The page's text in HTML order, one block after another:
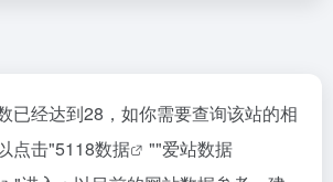
已经达到28，如你需要查询该站的相
点击"5118数据 ""爱站数据